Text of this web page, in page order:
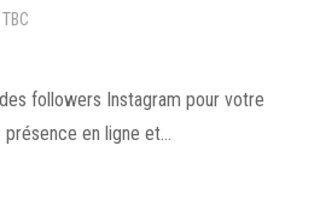
followers Instagram pour votre
en ligne et…